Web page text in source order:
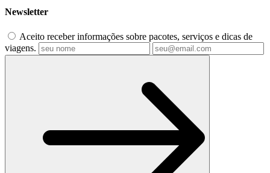
Newsletter
Aceito receber informações sobre pacotes, serviços e dicas de
viagens.